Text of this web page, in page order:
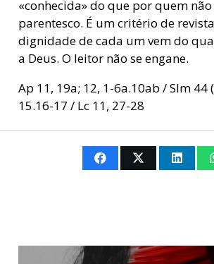
«conhecida» do que por quem
parentesco. É um critério de
dignidade de cada um vem do
a Deus. O leitor não se engane.
Ap 11, 19a; 12, 1-6a.10ab / Slm 44
15.16-17 / Lc 11, 27-28